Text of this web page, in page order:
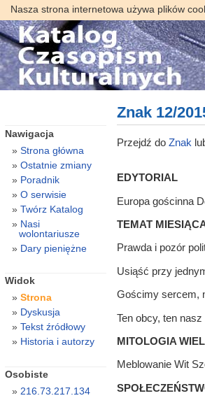
Nasza strona internetowa używa plików
Znak 12/
Przejdź do Znak
EDYTORIAL
Europa gościnna
TEMAT
Prawda i pozór
Usiąść przy
Gościmy sercem,
Ten obcy, ten
MITOLOGIA
Meblowanie Wit
Nawigacja
Strona główna
Ostatnie zmiany
Poradnik
O serwisie
Twórz Katalog
Nasi
wolontariusze
Dary pieniężne
Widok
Strona
Dyskusja
Tekst źródłowy
Historia i autorzy
Osobiste
216.73.217.134